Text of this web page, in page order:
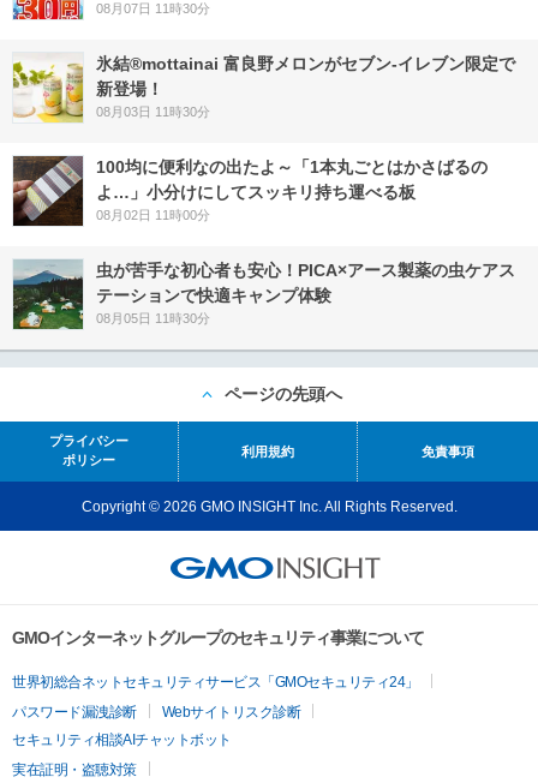
08月07日 11時30分
氷結®mottainai 富良野メロンがセブン‐イレブン限定で
新登場！
08月03日 11時30分
100均に便利なの出たよ～「1本丸ごとはかさばるの
よ…」小分けにしてスッキリ持ち運べる板
08月02日 11時00分
虫が苦手な初心者も安心！PICA×アース製薬の虫ケアス
テーションで快適キャンプ体験
08月05日 11時30分
ページの先頭へ
プライバシー
ポリシー
利用規約 免責事項
Copyright © 2026 GMO INSIGHT Inc. All Rights Reserved.
GMOインターネットグループのセキュリティ事業について
世界初総合ネットセキュリティサービス「GMOセキュリティ24」
パスワード漏洩診断
Webサイトリスク診断
セキュリティ相談AIチャットボット
実在証明・盗聴対策